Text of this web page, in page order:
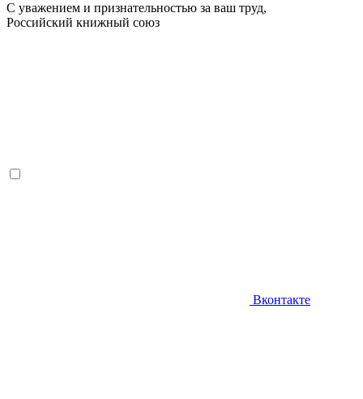
С уважением и признательностью за ваш труд,
Российский книжный союз
Вконтакте